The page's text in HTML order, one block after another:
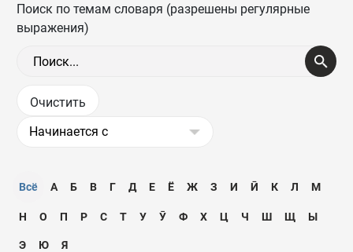
Поиск по темам словаря (разрешены регулярные
выражения)
Всё А Б В Г Д Е Ё Ж З И Ӣ К Л М
Н О П Р С Т У Ӯ Ф Х Ц Ч Ш Щ Ы
Э Ю Я